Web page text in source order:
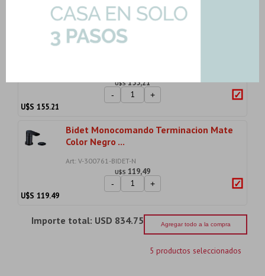
- +
190.55
Griferia Negro Mate Monocomando
U$S 155,21
- +
U$S 155.21
Bidet Monocomando Terminacion Mate
Color Negro ...
Art: V-300761-BIDET-N
U$S 119,49
- +
U$S 119.49
Importe total: USD 834.75 Agregar todo a la compra
5 productos seleccionados